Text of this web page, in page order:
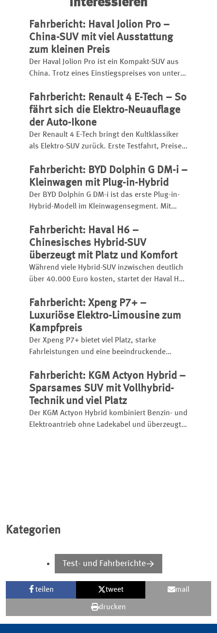
interessieren
Fahrbericht: Haval Jolion Pro –
China-SUV mit viel Ausstattung
zum kleinen Preis
Der Haval Jolion Pro ist ein Kompakt-SUV aus
China. Trotz eines Einstiegspreises von unter
Ausstattung, einen kräftigen Turbobenziner
und eignet sich sogar für den
Anhängerbetrieb.
Fahrbericht: Renault 4 E-Tech – So
fährt sich die Elektro-Neuauflage
der Auto-Ikone
Der Renault 4 E-Tech bringt den Kultklassiker
als Elektro-SUV zurück. Erste Testfahrt, Preise,
Fahreindruck im Überblick.
Fahrbericht: BYD Dolphin G DM-i –
Kleinwagen mit Plug-in-Hybrid
Der BYD Dolphin G DM-i ist das erste Plug-in-
Hybrid-Modell im Kleinwagensegment. Mit
bis zu 105 Kilometer, insgesamt kann er bis zu
1.040 Kilometer weit kommen.
Fahrbericht: Haval H6 –
Chinesisches Hybrid-SUV
überzeugt mit Platz und Komfort
Während viele Hybrid-SUV inzwischen deutlich
über 40.000 Euro kosten, startet der Haval H6
Fahrbericht: Xpeng P7+ –
Luxuriöse Elektro-Limousine zum
Kampfpreis
Der Xpeng P7+ bietet viel Platz, starke
Fahrleistungen und eine beeindruckende
Limousine startet bereits ab 46.600 Euro und
setzt etablierte Rivalen unter Druck.
Fahrbericht: KGM Actyon Hybrid –
Sparsames SUV mit Vollhybrid-
Technik und viel Platz
Der KGM Actyon Hybrid kombiniert Benzin- und
Elektroantrieb ohne Ladekabel und überzeugt
Kategorien
Test- und Fahrberichte
teilen tweet mail
drucken